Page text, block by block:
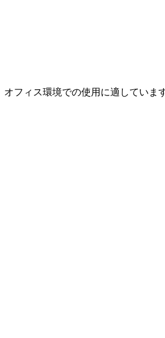
フィス環境での使用に適してい